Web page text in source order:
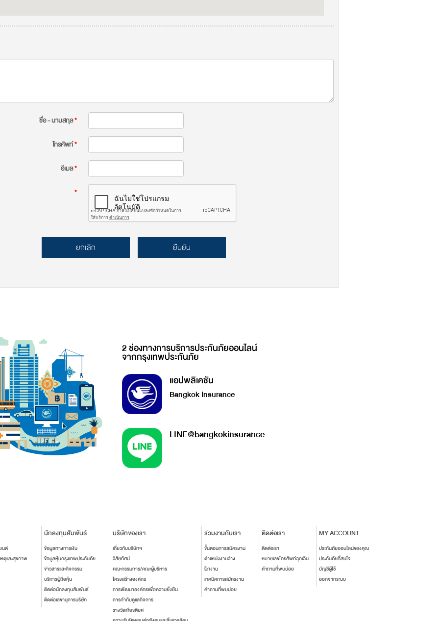
ชื่อ - นามสกุล*
โทรศัพท์*
อีเมล*
*
ยกเลิก ยืนยัน
2 ช่องทางการบริการประกันภัยออนไลน์
จากกรุงเทพประกันภัย
แอปพลิเคชัน
Bangkok Insurance
LINE@bangkokinsurance
นต์
ตุและสุขภาพ
นักลงทุนสัมพันธ์
ข้อมูลทางการเงิน
ข้อมูลหุ้นกรุงเทพประกันภัย
ข่าวสารและกิจกรรม
บริการผู้ถือหุ้น
ติดต่อนักลงทุนสัมพันธ์
ติดต่อเลขานุการบริษัท
บริษัทของเรา
เกี่ยวกับบริษัทฯ
วิสัยทัศน์
คณะกรรมการ/คณะผู้บริหาร
โครงสร้างองค์กร
การพัฒนาองค์กรเพื่อความยั่งยืน
การกำกับดูแลกิจการ
รางวัลเกียรติยศ
ร่วมงานกับเรา
ขั้นตอนการสมัครงาน
ตำแหน่งงานว่าง
ฝึกงาน
เทคนิคการสมัครงาน
คำถามที่พบบ่อย
ติดต่อเรา
ติดต่อเรา
หมายเลขโทรศัพท์ฉุกเฉิน
คำถามที่พบบ่อย
MY ACCOUNT
ประกันภัยออนไลน์ของคุณ
ประกันภัยที่สนใจ
บัญชีผู้ใช้
ออกจากระบบ